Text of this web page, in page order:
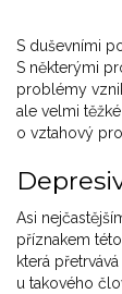
S duševními
S některými
problémy
ale velmi
o vztahový
Asi
příznakem
která
u takového